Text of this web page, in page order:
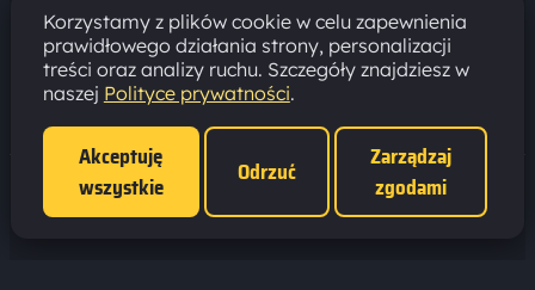
world of warcraft solucja marathon ubisoft
bungie recenzja resident evil requiem gaming
aktualizacja pc epic games
Polityka prywatności ·
Korzystamy z plików cookie w celu zapewnienia
prawidłowego działania strony, personalizacji
treści oraz analizy ruchu. Szczegóły znajdziesz w
naszej Polityce prywatności.
Akceptuję
wszystkie
Odrzuć
Zarządzaj
zgodami